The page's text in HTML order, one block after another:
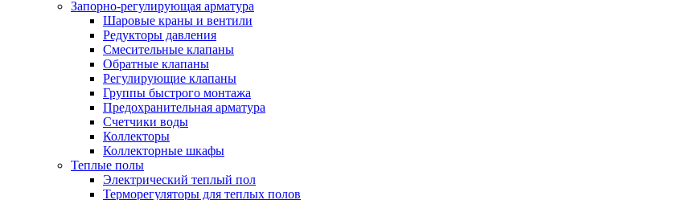
Запорно-регулирующая арматура
Шаровые краны и вентили
Редукторы давления
Смесительные клапаны
Обратные клапаны
Регулирующие клапаны
Группы быстрого монтажа
Предохранительная арматура
Счетчики воды
Коллекторы
Коллекторные шкафы
Теплые полы
Электрический теплый пол
Терморегуляторы для теплых полов